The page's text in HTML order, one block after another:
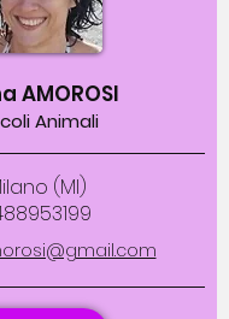
AMOROSI
Animali
(MI)